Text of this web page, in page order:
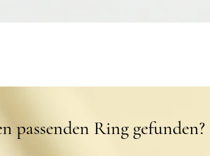
passenden Ring gefunden?